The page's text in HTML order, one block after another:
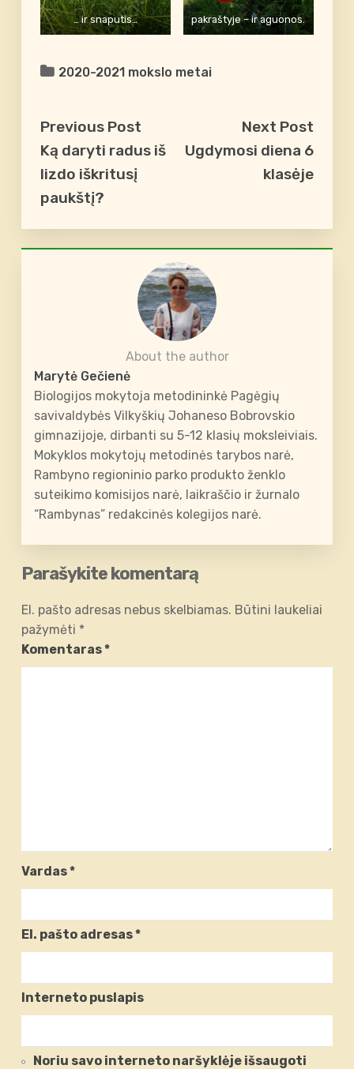
… ir snaputis… pakraštyje – ir aguonos.
2020-2021 mokslo metai
Previous Post
Ką daryti radus iš
lizdo iškritusį
paukštį?
Next Post
Ugdymosi diena 6
klasėje
About the author
Marytė Gečienė
Biologijos mokytoja metodininkė Pagėgių
savivaldybės Vilkyškių Johaneso Bobrovskio
gimnazijoje, dirbanti su 5-12 klasių moksleiviais.
Mokyklos mokytojų metodinės tarybos narė,
Rambyno regioninio parko produkto ženklo
suteikimo komisijos narė, laikraščio ir žurnalo
“Rambynas” redakcinės kolegijos narė.
Parašykite komentarą
El. pašto adresas nebus skelbiamas. Būtini laukeliai
pažymėti *
Komentaras*
Vardas*
El. pašto adresas*
Interneto puslapis
Noriu savo interneto naršyklėje išsaugoti